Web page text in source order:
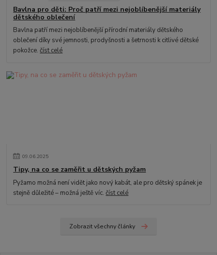
Bavlna pro děti: Proč patří mezi nejoblíbenější materiály
dětského oblečení
Bavlna patří mezi nejoblíbenější přírodní materiály dětského
oblečení díky své jemnosti, prodyšnosti a šetrnosti k citlivé dětské
pokožce.číst celé
09.06.2025
Tipy, na co se zaměřit u dětských pyžam
Pyžamo možná není vidět jako nový kabát, ale pro dětský spánek je
stejně důležité – možná ještě víc.číst celé
Zobrazit všechny články